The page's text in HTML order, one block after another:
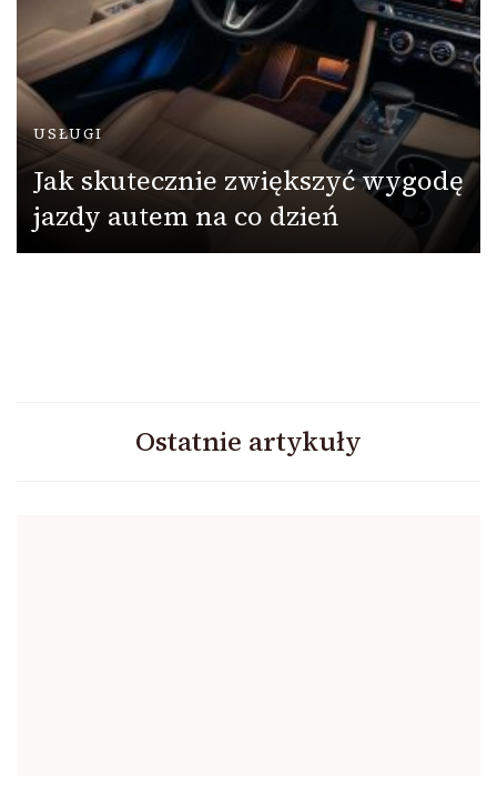
USŁUGI
Jak skutecznie zwiększyć wygodę
jazdy autem na co dzień
Ostatnie artykuły